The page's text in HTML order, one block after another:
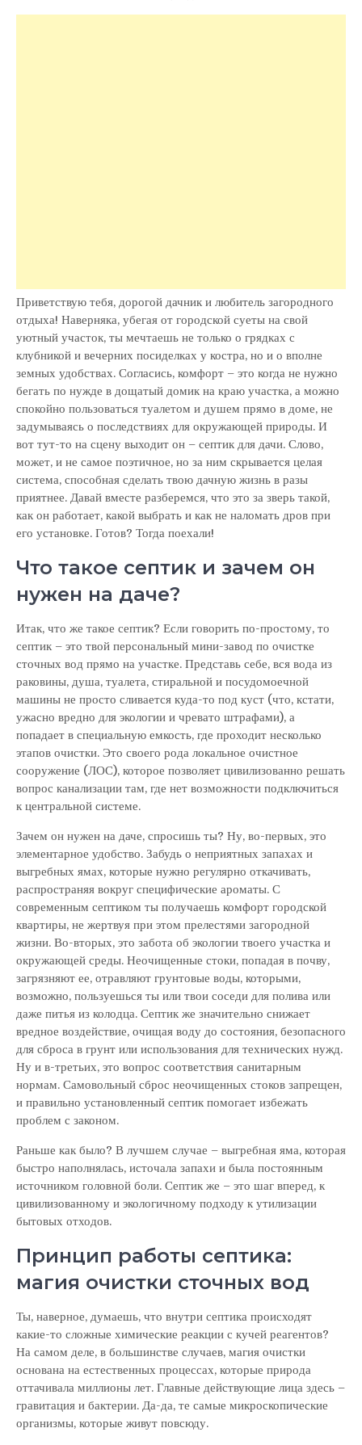
Приветствую тебя, дорогой дачник и любитель загородного
отдыха! Наверняка, убегая от городской суеты на свой
уютный участок, ты мечтаешь не только о грядках с
клубникой и вечерних посиделках у костра, но и о вполне
земных удобствах. Согласись, комфорт – это когда не нужно
бегать по нужде в дощатый домик на краю участка, а можно
спокойно пользоваться туалетом и душем прямо в доме, не
задумываясь о последствиях для окружающей природы. И
вот тут-то на сцену выходит он – септик для дачи. Слово,
может, и не самое поэтичное, но за ним скрывается целая
система, способная сделать твою дачную жизнь в разы
приятнее. Давай вместе разберемся, что это за зверь такой,
как он работает, какой выбрать и как не наломать дров при
его установке. Готов? Тогда поехали!
Что такое септик и зачем он
нужен на даче?
Итак, что же такое септик? Если говорить по-простому, то
септик – это твой персональный мини-завод по очистке
сточных вод прямо на участке. Представь себе, вся вода из
раковины, душа, туалета, стиральной и посудомоечной
машины не просто сливается куда-то под куст (что, кстати,
ужасно вредно для экологии и чревато штрафами), а
попадает в специальную емкость, где проходит несколько
этапов очистки. Это своего рода локальное очистное
сооружение (ЛОС), которое позволяет цивилизованно решать
вопрос канализации там, где нет возможности подключиться
к центральной системе.
Зачем он нужен на даче, спросишь ты? Ну, во-первых, это
элементарное удобство. Забудь о неприятных запахах и
выгребных ямах, которые нужно регулярно откачивать,
распространяя вокруг специфические ароматы. С
современным септиком ты получаешь комфорт городской
квартиры, не жертвуя при этом прелестями загородной
жизни. Во-вторых, это забота об экологии твоего участка и
окружающей среды. Неочищенные стоки, попадая в почву,
загрязняют ее, отравляют грунтовые воды, которыми,
возможно, пользуешься ты или твои соседи для полива или
даже питья из колодца. Септик же значительно снижает
вредное воздействие, очищая воду до состояния, безопасного
для сброса в грунт или использования для технических нужд.
Ну и в-третьих, это вопрос соответствия санитарным
нормам. Самовольный сброс неочищенных стоков запрещен,
и правильно установленный септик помогает избежать
проблем с законом.
Раньше как было? В лучшем случае – выгребная яма, которая
быстро наполнялась, источала запахи и была постоянным
источником головной боли. Септик же – это шаг вперед, к
цивилизованному и экологичному подходу к утилизации
бытовых отходов.
Принцип работы септика:
магия очистки сточных вод
Ты, наверное, думаешь, что внутри септика происходят
какие-то сложные химические реакции с кучей реагентов?
На самом деле, в большинстве случаев, магия очистки
основана на естественных процессах, которые природа
оттачивала миллионы лет. Главные действующие лица здесь –
гравитация и бактерии. Да-да, те самые микроскопические
организмы, которые живут повсюду.